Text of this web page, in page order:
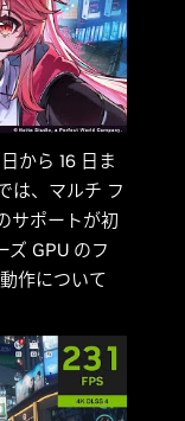
から 16 日ま
は、マルチ フ
サポートが初
ズ GPU のフ
作について